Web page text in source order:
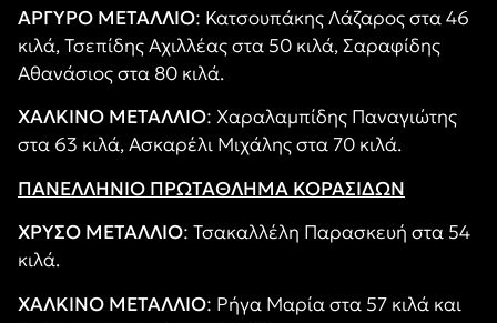
ΑΡΓΥΡΟ ΜΕΤΑΛΛΙΟ: Κατσουπάκης Λάζαρος στα 46
κιλά, Τσεπίδης Αχιλλέας στα 50 κιλά, Σαραφίδης
Αθανάσιος στα 80 κιλά.
ΧΑΛΚΙΝΟ ΜΕΤΑΛΛΙΟ: Χαραλαμπίδης Παναγιώτης
στα 63 κιλά, Ασκαρέλι Μιχάλης στα 70 κιλά.
ΠΑΝΕΛΛΗΝΙΟ ΠΡΩΤΑΘΛΗΜΑ ΚΟΡΑΣΙΔΩΝ
ΧΡΥΣΟ ΜΕΤΑΛΛΙΟ: Τσακαλλέλη Παρασκευή στα 54
κιλά.
ΧΑΛΚΙΝΟ ΜΕΤΑΛΛΙΟ: Ρήγα Μαρία στα 57 κιλά και